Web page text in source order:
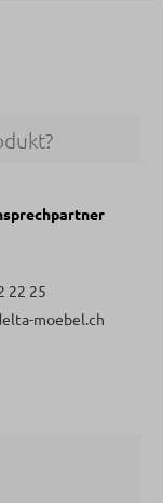
22 25
moebel.ch